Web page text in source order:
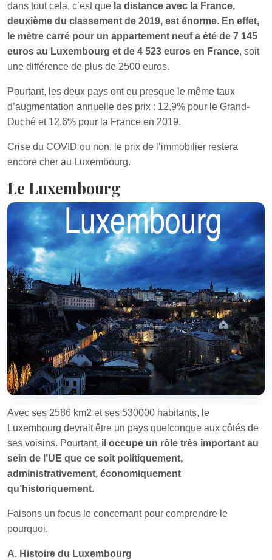
dans tout cela, c’est que la distance avec la France,
deuxième du classement de 2019, est énorme. En effet,
le mètre carré pour un appartement neuf a été de 7 145
euros au Luxembourg et de 4 523 euros en France, soit
une différence de plus de 2500 euros.
Pourtant, les deux pays ont eu presque le même taux
d’augmentation annuelle des prix : 12,9% pour le Grand-
Duché et 12,6% pour la France en 2019.
Crise du COVID ou non, le prix de l’immobilier restera
encore cher au Luxembourg.
Le Luxembourg
Avec ses 2586 km2 et ses 530000 habitants, le
Luxembourg devrait être un pays quelconque aux côtés de
ses voisins. Pourtant, il occupe un rôle très important au
sein de l’UE que ce soit politiquement,
administrativement, économiquement
qu’historiquement.
Faisons un focus le concernant pour comprendre le
pourquoi.
A. Histoire du Luxembourg